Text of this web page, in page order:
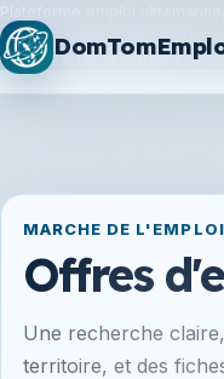
Plateforme emploi
synchronisation France Travail
Plan du siteFormations
MARCHE DE L'EMPLOI
Offres
Une recherche
territoire, et des